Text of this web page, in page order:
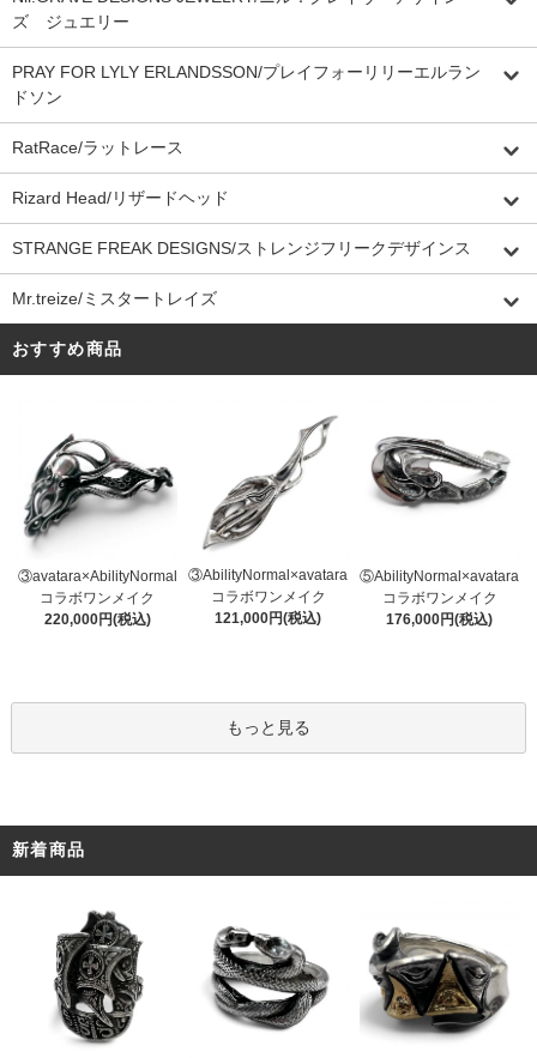
ズ ジュエリー
PRAY FOR LYLY ERLANDSSON/プレイフォーリリーエルラン
ドソン
RatRace/ラットレース
Rizard Head/リザードヘッド
STRANGE FREAK DESIGNS/ストレンジフリークデザインス
Mr.treize/ミスタートレイズ
おすすめ商品
③avatara×AbilityNormal
コラボワンメイク
220,000円(税込)
③AbilityNormal×avatara
コラボワンメイク
121,000円(税込)
⑤AbilityNormal×avatara
コラボワンメイク
176,000円(税込)
もっと見る
新着商品